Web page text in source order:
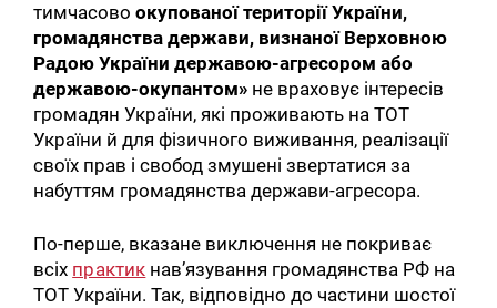
тимчасовоокупованої території України,
громадянства держави, визнаної Верховною
Радою України державою-агресором або
державою-окупантом» не враховує інтересів
громадян України, які проживають на ТОТ
України й для фізичного виживання, реалізації
своїх прав і свобод змушені звертатися за
набуттям громадянства держави-агресора.
По-перше, вказане виключення не покриває
всіх практик нав’язування громадянства РФ на
ТОТ України. Так, відповідно до частини шостої